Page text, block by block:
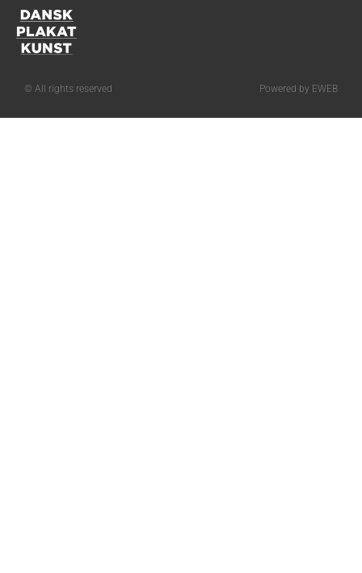
© All rights reserved Powered by EWEB